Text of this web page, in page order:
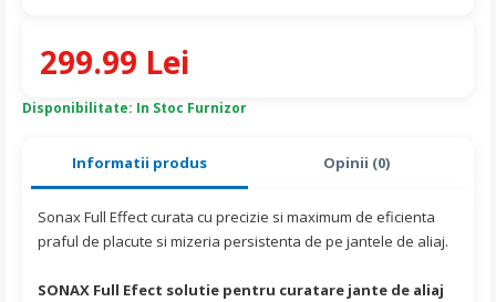
Informatii produs Opinii (0)
Sonax Full Effect curata cu precizie si maximum de eficienta
praful de placute si mizeria persistenta de pe jantele de aliaj.
SONAX Full Efect solutie pentru curatare jante de aliaj
Disponibilitate: In Stoc Furnizor
299.99 Lei